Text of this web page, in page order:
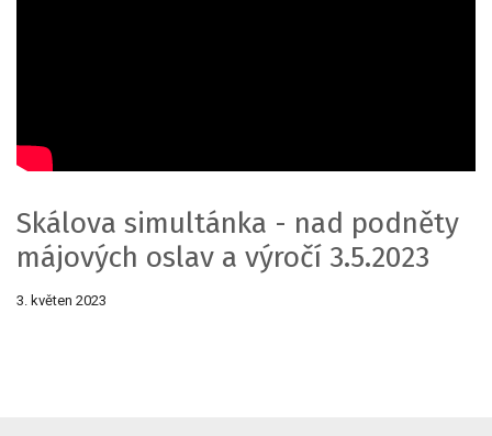
Skálova simultánka - nad podněty
májových oslav a výročí 3.5.2023
3. květen 2023